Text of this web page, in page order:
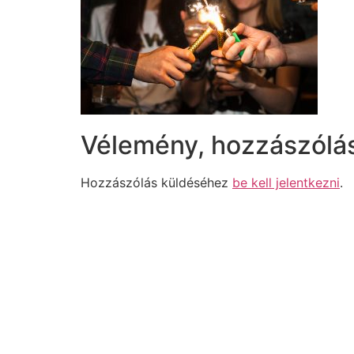
Vélemény,
Hozzászólás küldéséhez be kell jelentkezni.